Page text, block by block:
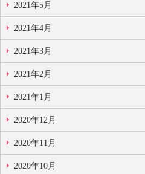
2021年5月
2021年4月
2021年3月
2021年2月
2021年1月
2020年12月
2020年11月
2020年10月